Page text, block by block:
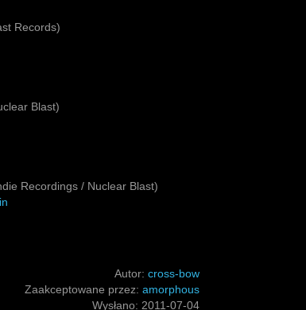
Records)
Blast)
Recordings / Nuclear Blast)
Autor: cross-bow
Zaakceptowane przez: amorphous
Wysłano: 2011-07-04